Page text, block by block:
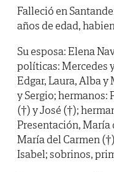
Falleció en
años de edad,
Su esposa: Elena
políticas: Mercedes
Edgar, Laura, Alba
y Sergio; hermanos:
(†) y José (†);
Presentación, María
María del Carmen
Isabel; sobrinos,